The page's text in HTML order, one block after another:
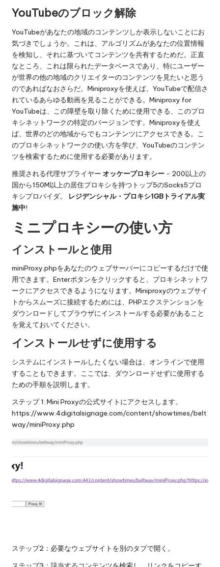
YouTubeのブロック解除
YouTubeがあなたの地域のコンテンツしか表示しないことにお
気づきでしょうか。これは、アルゴリズムがあなたの位置情報
を検知し、それに基づいてコンテンツを共有するためだ。正直
なところ、これは限られたデータベースであり、特にユーザー
が世界の他の地域のクリエイターのコンテンツを見たいと思う
のであればなおさらだ。Miniproxyを使えば、YouTubeで配信さ
れているあらゆる動画を見ることができる。Miniproxy for
YouTubeは、この障壁を取り除くために使用できる、このプロ
キシネットワークの特定のバージョンです。Miniproxyを使え
ば、世界のどの地域からでもコンテンツにアクセスできる。こ
のプロキシネットワークの使い方を学び、YouTubeのコンテン
ツを検索するために使用する必要があります。
推奨される代理サプライヤー オッケープロキシー - 200以上の
国から150M以上の居住プロキシを持つトップ5のSocks5プロ
キシプロバイダ。
レジデンシャル・プロキシ1GBトライアル実
施中!
ミニプロキシーの使い方
インストールと使用
miniProxy.phpをあなたのウェブサーバーにコピーするだけで使
用できます。Enterボタンをクリックすると、プロキシネットワ
ークにアクセスできるようになります。Miniproxyのウェブサイ
トからスムーズに接続するためには、PHPエクステンションを
ダウンロードしてブラウザにインストールする必要があること
を覚えておいてください。
インストールせずに使用する
システムにインストールしたくない場合は、オンラインで使用
することもできます。ここでは、ダウンロードせずに使用する
ための手順を説明します。
ステップ 1: Mini Proxyの公式サイトにアクセスします。
https://www.4digitalsignage.com/content/showtimes/belt
way/miniProxy.php
ステップ2：必要なウェブサイトを別のタブで開く。